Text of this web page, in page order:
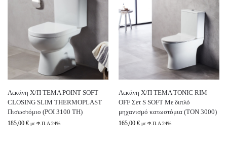
Λεκάνη Χ/Π TEMA POINT SOFT
CLOSING SLIM THERMOPLAST
Πισωστόμιο (POI 3100 TH)
185,00 € με Φ.Π.Α 24%
Λεκάνη Χ/Π TEMA TONIC RIM
OFF Σετ S SOFT Με διπλό
μηχανισμό κατωστόμια (TON 3000)
165,00 € με Φ.Π.Α 24%